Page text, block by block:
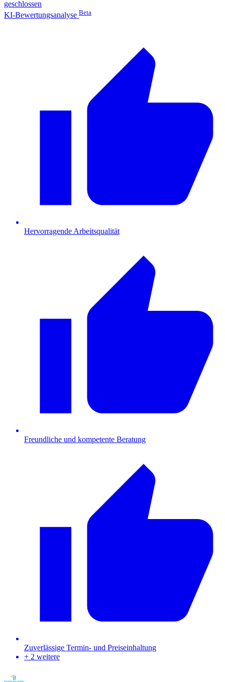
geschlossen
KI-Bewertungsanalyse Beta
Hervorragende Arbeitsqualität
Freundliche und kompetente Beratung
Zuverlässige Termin- und Preis­einhaltung
+ 2 weitere